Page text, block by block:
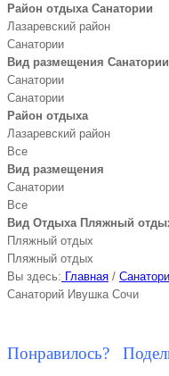
Район отдыха Санатории
Лазаревский район
Санатории
Вид размещения Санатории
Санатории
Санатории
Район отдыха
Лазаревский район
Все
Вид размещения
Санатории
Все
Вид Отдыха Пляжный
Пляжный отдых
Пляжный отдых
Вы здесь: Главная /
Санаторий Ивушка Сочи
Понравилось?